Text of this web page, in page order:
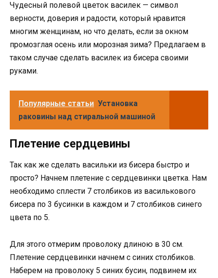
Чудесный полевой цветок василек — символ
верности, доверия и радости, который нравится
многим женщинам, но что делать, если за окном
промозглая осень или морозная зима? Предлагаем в
таком случае сделать василек из бисера своими
руками.
Популярные статьи Установка
раковины над стиральной машиной
Плетение сердцевины
Так как же сделать васильки из бисера быстро и
просто? Начнем плетение с сердцевинки цветка. Нам
необходимо сплести 7 столбиков из василькового
бисера по 3 бусинки в каждом и 7 столбиков синего
цвета по 5.
Для этого отмерим проволоку длиною в 30 см.
Плетение сердцевинки начнем с синих столбиков.
Наберем на проволоку 5 синих бусин, подвинем их